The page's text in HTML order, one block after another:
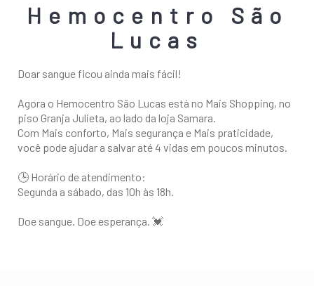
Hemocentro São
Lucas
Doar sangue ficou ainda mais fácil!
Agora o Hemocentro São Lucas está no Mais Shopping, no
piso Granja Julieta, ao lado da loja Samara.
Com Mais conforto, Mais segurança e Mais praticidade,
você pode ajudar a salvar até 4 vidas em poucos minutos.
🕒 Horário de atendimento:
Segunda a sábado, das 10h às 18h.
Doe sangue. Doe esperança. 💓